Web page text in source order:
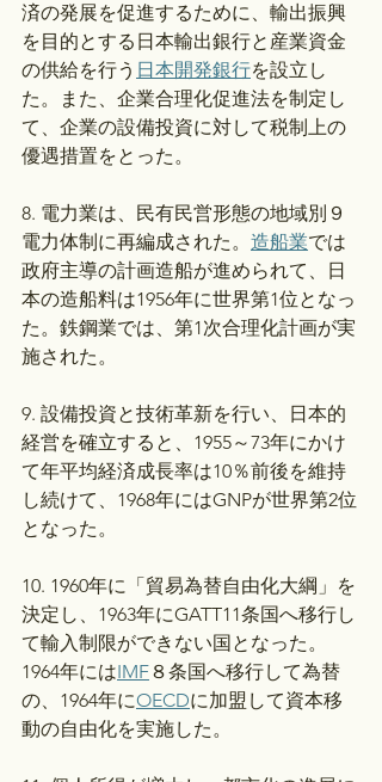
済の発展を促進するために、輸出振興
を目的とする日本輸出銀行と産業資金
の供給を行う 日本開発銀行を設立し
た。また、企業合理化促進法を制定し
て、企業の設備投資に対して税制上の
優遇措置をとった。
8. 電力業は、民有民営形態の地域別９
電力体制に再編成された。 造船業では
政府主導の計画造船が進められて、日
本の造船料は1956年に世界第1位となっ
た。鉄鋼業では、第1次合理化計画が実
施された。
9. 設備投資と技術革新を行い、日本的
経営を確立すると、1955～73年にかけ
て年平均経済成長率は10％前後を維持
し続けて、1968年にはGNPが世界第2位
となった。
10. 1960年に「貿易為替自由化大綱」を
決定し、1963年にGATT11条国へ移行し
て輸入制限ができない国となった。
1964年にはIMF８条国へ移行して為替
の、1964年にOECDに加盟して資本移
動の自由化を実施した。